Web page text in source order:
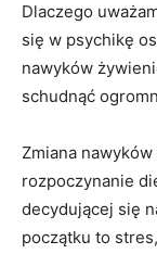
Dlaczego
się w psychikę
nawyków
schudnąć
Zmiana
rozpoczynanie
decydującej się
początku to